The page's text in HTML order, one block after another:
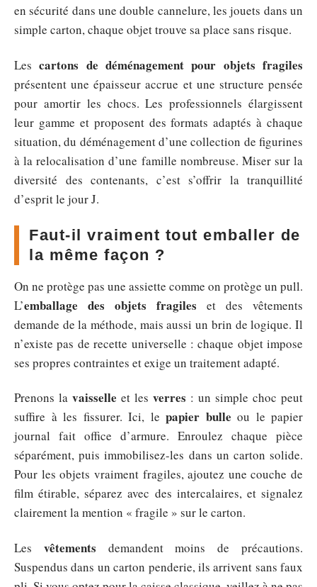
en sécurité dans une double cannelure, les jouets dans un
simple carton, chaque objet trouve sa place sans risque.
Lescartons de déménagement pour objets fragiles
présentent une épaisseur accrue et une structure pensée
pour amortir les chocs. Les professionnels élargissent
leur gamme et proposent des formats adaptés à chaque
situation, du déménagement d’une collection de figurines
à la relocalisation d’une famille nombreuse. Miser sur la
diversité des contenants, c’est s’offrir la tranquillité
d’esprit le jour J.
Faut-il vraiment tout emballer de
la même façon ?
On ne protège pas une assiette comme on protège un pull.
L’emballage des objets fragiles et des vêtements
demande de la méthode, mais aussi un brin de logique. Il
n’existe pas de recette universelle : chaque objet impose
ses propres contraintes et exige un traitement adapté.
Prenons la vaisselle et les verres : un simple choc peut
suffire à les fissurer. Ici, le papier bulle ou le papier
journal fait office d’armure. Enroulez chaque pièce
séparément, puis immobilisez-les dans un carton solide.
Pour les objets vraiment fragiles, ajoutez une couche de
film étirable, séparez avec des intercalaires, et signalez
clairement la mention « fragile » sur le carton.
Les vêtements demandent moins de précautions.
Suspendus dans un carton penderie, ils arrivent sans faux